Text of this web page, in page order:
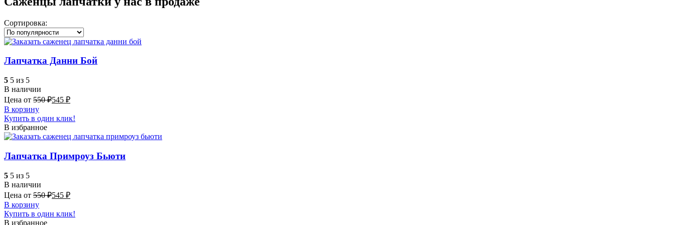
Сортировка:
Лапчатка Данни Бой
5 5 из 5
В наличии
Цена от 550₽545 ₽
В корзину
Купить в один клик!
В избранное
Лапчатка Примроуз Бьюти
5 5 из 5
В наличии
Цена от 550₽545 ₽
В корзину
Купить в один клик!
В избранное